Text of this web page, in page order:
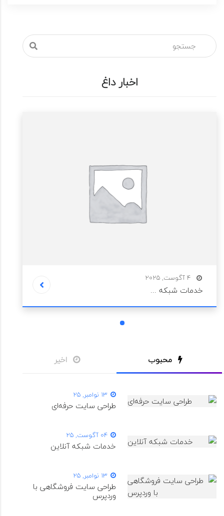
اخبار داغ
4 آگوست, 2025
خدمات شبکه ...
1
محبوب اخیر
13 نوامبر, 25
طراحی سایت حرفه‌ای
04 آگوست, 25
خدمات شبکه آنلاین
13 نوامبر, 25
طراحی سایت فروشگاهی با
وردپرس